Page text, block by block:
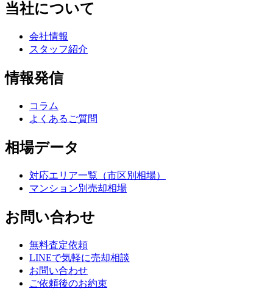
当社について
会社情報
スタッフ紹介
情報発信
コラム
よくあるご質問
相場データ
対応エリア一覧（市区別相場）
マンション別売却相場
お問い合わせ
無料査定依頼
LINEで気軽に売却相談
お問い合わせ
ご依頼後のお約束